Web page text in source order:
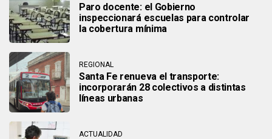
Paro docente: el Gobierno
inspeccionará escuelas para controlar
la cobertura mínima
REGIONAL
Santa Fe renueva el transporte:
incorporarán 28 colectivos a distintas
líneas urbanas
ACTUALIDAD